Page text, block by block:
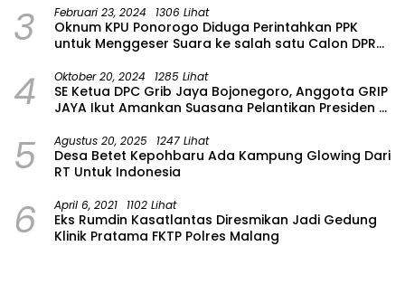
3 Februari 23, 2024 1306 Lihat
Oknum KPU Ponorogo Diduga Perintahkan PPK
untuk Menggeser Suara ke salah satu Calon DPRD
4 Oktober 20, 2024 1285 Lihat
SE Ketua DPC Grib Jaya Bojonegoro, Anggota GRIP
JAYA Ikut Amankan Suasana Pelantikan Presiden di
5 Agustus 20, 2025 1247 Lihat
Desa Betet Kepohbaru Ada Kampung Glowing Dari
RT Untuk Indonesia
6 April 6, 2021 1102 Lihat
Eks Rumdin Kasatlantas Diresmikan Jadi Gedung
Klinik Pratama FKTP Polres Malang